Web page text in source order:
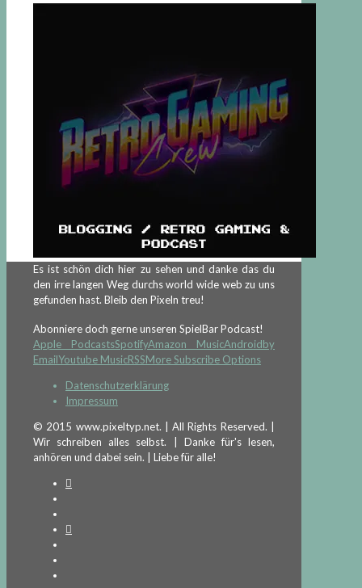
Es ist schön dich hier zu sehen und danke das du
den irre langen Weg durchs world wide web zu uns
gefunden hast. Bleib den Pixeln treu!
Abonniere doch gerne unseren SpielBar Podcast!
Apple PodcastsSpotifyAmazon MusicAndroidby
EmailYoutube MusicRSSMore Subscribe Options
Datenschutzerklärung
Impressum
© 2015 www.pixeltyp.net. | All Rights Reserved. |
Wir schreiben alles selbst. | Danke für's lesen,
anhören und dabei sein. | Liebe für alle!